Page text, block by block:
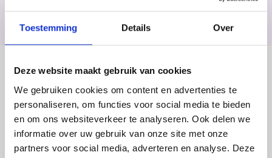
Toestemming Details Over
Deze website maakt gebruik van cookies
We gebruiken cookies om content en advertenties te
personaliseren, om functies voor social media te bieden
en om ons websiteverkeer te analyseren. Ook delen we
informatie over uw gebruik van onze site met onze
partners voor social media, adverteren en analyse. Deze
Home>Opleidingen>Werkvoorbereider Fabricage
Inhoud
Zelfstandig of in een klein team bouw je aan complete
machines. Daarin ben jij verantwoordelijk voor je eigen
werk. Je gebruikt diverse technieken, waaronder
buigen, kanten en walsen, maar ook boren, zagen,
snijden, lassen en monteren. Daarnaast houd je